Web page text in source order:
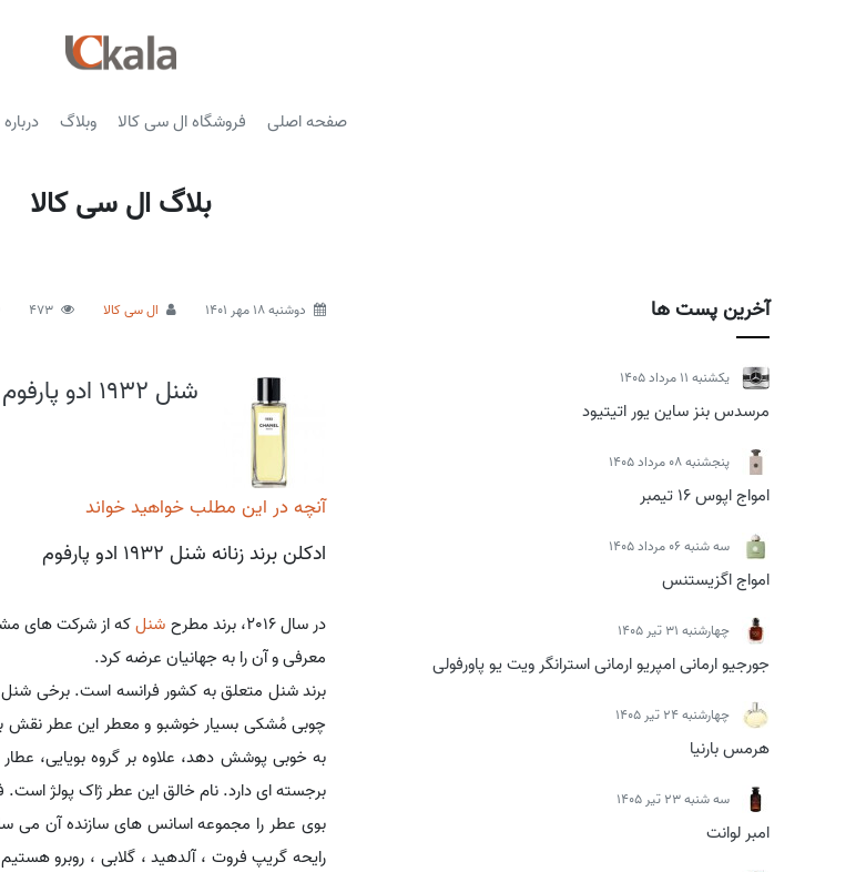
صفحه اصلی فروشگاه ال سی کالا وبلاگ
بلاگ ال سی کالا
آخرین پست ها
يكشنبه 11 مرداد 1405
مرسدس بنز ساین یور اتیتیود
پنجشنبه 08 مرداد 1405
امواج اپوس 16 تیمبر
سه شنبه 06 مرداد 1405
امواج اگزیستنس
چهارشنبه 31 تیر 1405
جورجیو ارمانی امپریو ارمانی استرانگر ویت یو پاورفولی
چهارشنبه 24 تیر 1405
هرمس بارنیا
سه شنبه 23 تیر 1405
امبر لوانت
دوشنبه 18 مهر 1401 ال سی کالا 473
شنل 1932 ادو پارفوم
آنچه در این مطلب خواهید خواند
ادکلن برند زنانه شنل 1932 ادو پارفوم
در سال 2016، برند مطرح شنلکه از شرکت های
معرفی و آن را به جهانیان عرضه کرد.
چوبی مُشکی بسیار خوشبو و معطر این عطر نقش
به خوبی پوشش دهد، علاوه بر گروه بویایی،
برجسته ای دارد. نام خالق این عطر ژاک پولژ
بوی عطر را مجموعه اسانس های سازنده آن می
رایحه گریپ فروت ، آلدهید ، گلابی ، روبرو